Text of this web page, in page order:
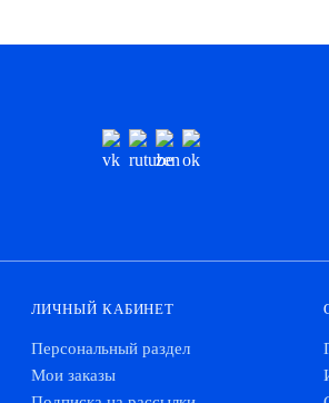
ЛИЧНЫЙ КАБИНЕТ
Персональный раздел
Мои заказы